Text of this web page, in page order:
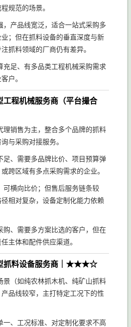
规范的场景。
，产品线宽泛，适合一站式采购多
；但在抓料设备的垂直深度与新
抓料领域的厂商仍有差异。
充足、有多品类工程机械采购需求
户。
工程机械服务商（平台撮合
理销售为主，整合多个品牌的抓料
与采购对接服务。
足、需要多品牌比价、项目预算弹
跨区域有多点采购需求的企业。
可横向比价；但售后服务链条较
相对复杂，设备定制化能力依赖
购、需要多方案比选的客户，但在
主体和配件供应渠道。
抓料设备服务商｜★★★☆
景（如纯农林抓木机、纯矿山抓料
品线较窄，主打特定工况下的性
一、工况标准、对定制化要求不高